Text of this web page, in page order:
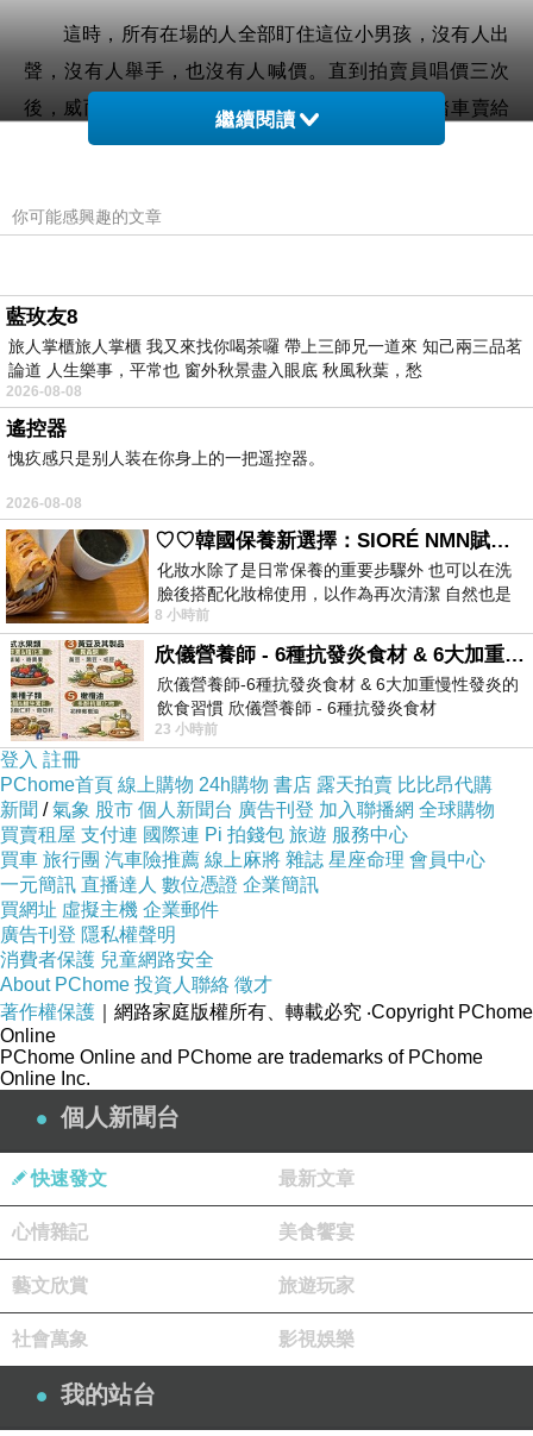
這時，所有在場的人全部盯住這位小男孩，沒有人出
聲，沒有人舉手，也沒有人喊價。直到拍賣員唱價三次
後， 威而鋼價格 威而鋼成分他大聲說：
“這輛腳踏車賣給
這位穿短褲白球鞋的小夥子！”
此話壹出，全場鼓掌。那小男孩歡呼著舉上那皺巴巴
車，臉上流露出人們從未見過的最燦爛的笑容。
在我們的生命當中，除了“勝過別人”“壓過別人”“超越
別人”之外，我們能否可以“成就別人”？這是值得深思的。
這是壹個神奇的世界——只有因果，沒有偶然，所有
的偶然都是必然。成就別人的人，最終將成就自己。
壹百多年前的某天下午，在英國壹個鄉村的田野裏，
威而鋼说明壹位貧困的農民正在勞作。忽然，他聽到遠處
傳來了呼救的聲音，原來，壹名少年不幸落水了。
農民不假思索，奮不顧身地跳入水中救人。孩子得救
了。
後來，大家才知道，這個獲救的孩子是壹個貴族公
子。
幾天後，老貴族親自帶著禮物登門感謝，農民卻拒絕
了這份厚禮。
能因為對方出身高貴就貪戀別人的財物。
老貴族因為敬佩農民的善良與高尚，感念他的恩德，
於是，決定資助農民的兒子到倫敦去接受高等教育。
繼續閱讀
你可能感興趣的文章
藍玫友8
旅人掌櫃旅人掌櫃 我又來找你喝茶囉 帶上三師兄一道來 知己兩三品茗
論道 人生樂事，平常也 窗外秋景盡入眼底 秋風秋葉，愁
2026-08-08
遙控器
愧疚感只是别人装在你身上的一把遥控器。
2026-08-08
♡♡韓國保養新選擇：SIORÉ NMN賦活泡泡化妝水♡♡
化妝水除了是日常保養的重要步驟外 也可以在洗
臉後搭配化妝棉使用，以作為再次清潔 自然也是
我的保養必備品項 不過，我對於化妝
8 小時前
欣儀營養師 - 6種抗發炎食材 & 6大加重慢性發炎的飲食習慣
欣儀營養師-6種抗發炎食材 & 6大加重慢性發炎的
飲食習慣 欣儀營養師 - 6種抗發炎食材
https://www.facebook.com/photo/?fbid=147
23 小時前
登入 註冊
PChome首頁 線上購物 24h購物 書店 露天拍賣 比比昂代購
新聞 /氣象 股市 個人新聞台 廣告刊登 加入聯播網 全球購物
買賣租屋 支付連 國際連 Pi 拍錢包 旅遊 服務中心
買車 旅行團 汽車險推薦 線上麻將 雜誌 星座命理 會員中心
一元簡訊 直播達人 數位憑證 企業簡訊
買網址 虛擬主機 企業郵件
廣告刊登 隱私權聲明
消費者保護 兒童網路安全
About PChome 投資人聯絡 徵才
著作權保護 ｜網路家庭版權所有、轉載必究 ‧Copyright PChome
Online
PChome Online and PChome are trademarks of PChome
Online Inc.
個人新聞台
快速發文 最新文章
心情雜記 美食饗宴
藝文欣賞 旅遊玩家
社會萬象 影視娛樂
我的站台